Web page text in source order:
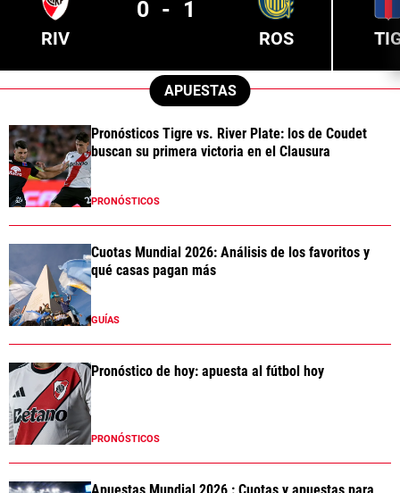
RIV
0 - 1
ROS
APUESTAS
Pronósticos Tigre vs. River Plate: los de Coudet
buscan su primera victoria en el Clausura
PRONÓSTICOS
Cuotas Mundial 2026: Análisis de los favoritos y
qué casas pagan más
GUÍAS
Pronóstico de hoy: apuesta al fútbol hoy
PRONÓSTICOS
Apuestas Mundial 2026 : Cuotas y apuestas para